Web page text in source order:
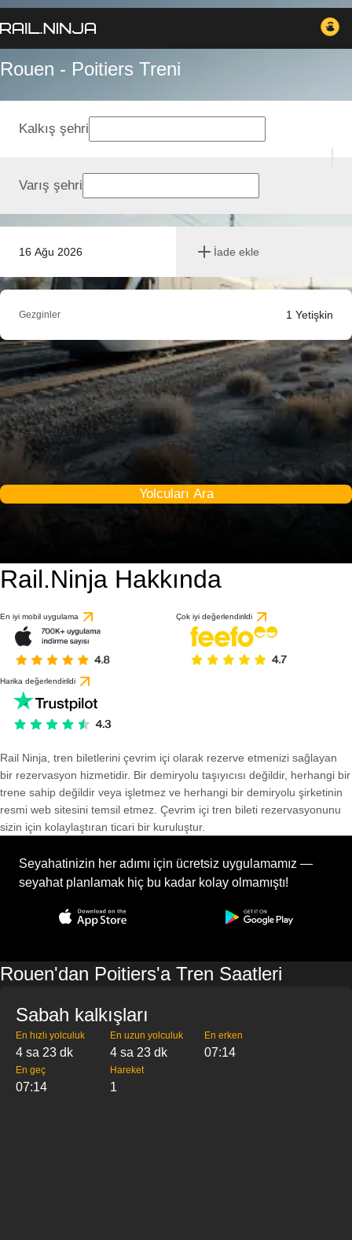
Rouen - Poitiers Treni
16 Ağu 2026 İade ekle
Kalkış şehri
Varış şehri
Gezginler 1 Yetişkin
Yolcuları Ara
Rail.Ninja Hakkında
En iyi mobil uygulama Çok iyi değerlendirildi
Harika değerlendirildi
Rail Ninja, tren biletlerini çevrim içi olarak rezerve etmenizi sağlayan
bir rezervasyon hizmetidir. Bir demiryolu taşıyıcısı değildir, herhangi bir
trene sahip değildir veya işletmez ve herhangi bir demiryolu şirketinin
resmi web sitesini temsil etmez. Çevrim içi tren bileti rezervasyonunu
sizin için kolaylaştıran ticari bir kuruluştur.
Seyahatinizin her adımı için ücretsiz uygulamamız —
seyahat planlamak hiç bu kadar kolay olmamıştı!
Rouen'dan Poitiers'a Tren Saatleri
Sabah kalkışları
En hızlı yolculuk
4 sa 23 dk
En uzun yolculuk
4 sa 23 dk
En erken
07:14
En geç
07:14
Hareket
1